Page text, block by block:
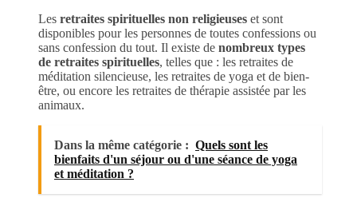
Les retraites spirituelles non religieuses et sont
disponibles pour les personnes de toutes confessions ou
sans confession du tout. Il existe de nombreux types
de retraites spirituelles, telles que : les retraites de
méditation silencieuse, les retraites de yoga et de bien-
être, ou encore les retraites de thérapie assistée par les
animaux.
Dans la même catégorie : Quels sont les
bienfaits d'un séjour ou d'une séance de yoga
et méditation ?